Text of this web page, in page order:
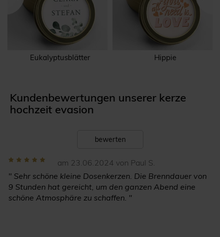
Eukalyptusblätter Hippie
Kundenbewertungen unserer kerze
hochzeit evasion
bewerten
am 23.06.2024 von Paul S.
" Sehr schöne kleine Dosenkerzen. Die Brenndauer von
9 Stunden hat gereicht, um den ganzen Abend eine
schöne Atmosphäre zu schaffen. "